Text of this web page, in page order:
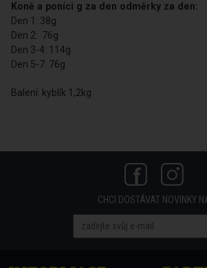
Koně a poníci g za den odměrky za den:
Den 1: 38g
Den 2: 76g
Den 3-4: 114g
Den 5-7: 76g
Balení: kyblík 1,2kg
CHCI DOSTÁVAT NOVINKY